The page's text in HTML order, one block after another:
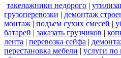
такелажники недорого |
грузоперевозки | демонтаж
монтаж | подъем сухих смесей |
батарей | заказать грузчиков |
лента | перевозка сейфа |
перестановка мебели | услуги